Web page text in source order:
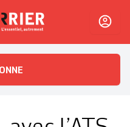
L'essentiel, autrement